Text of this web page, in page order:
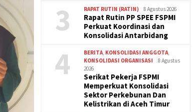
3 RAPAT RUTIN (RATIN) 8 Agustus 2026
Rapat Rutin PP SPEE FSPMI
Perkuat Koordinasi dan
Konsolidasi Antarbidang
4 BERITA KONSOLIDASI ANGGOTA
KONSOLIDASI ORGANISASI
8 Agustus
2026
Serikat Pekerja FSPMI
Memperkuat Konsolidasi
Sektor Perkebunan Dan
Kelistrikan di Aceh Timur